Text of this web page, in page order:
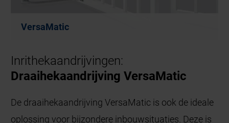
VersaMatic
Inrithekaandrijvingen:
Draaihekaandrijving VersaMatic
De draaihekaandrijving VersaMatic is ook de ideale
oplossing voor bijzondere inbouwsituaties. Deze is